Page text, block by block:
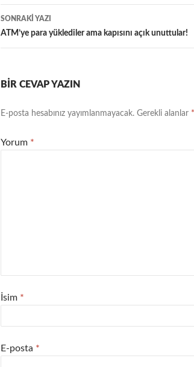
SONRAKI YAZI
ATM’ye para yüklediler ama kapısını açık unuttular!
BIR CEVAP YAZIN
E-posta hesabınız yayımlanmayacak. Gerekli alanlar *
Yorum *
İsim *
E-posta *